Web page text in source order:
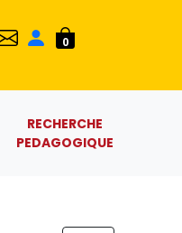
0
RECHERCHE
PEDAGOGIQUE